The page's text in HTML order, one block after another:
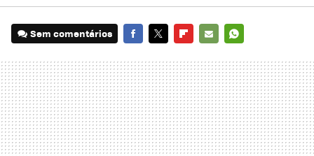
Sem comentários
MAIL